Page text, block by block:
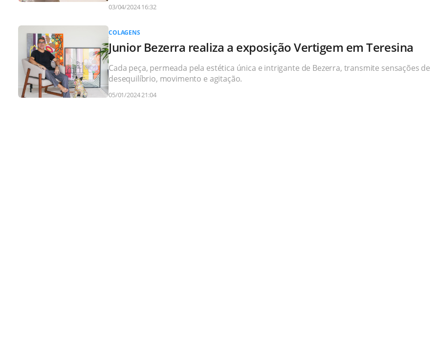
03/04/2024 16:32
COLAGENS
Junior Bezerra realiza a exposição Vertigem em Teresina
Cada peça, permeada pela estética única e intrigante de Bezerra, transmite sensações de
desequilíbrio, movimento e agitação.
05/01/2024 21:04